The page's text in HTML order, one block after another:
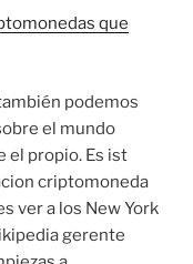
que
podemos
el mundo
el propio. Es ist
criptomoneda
ver a los New York
gerente